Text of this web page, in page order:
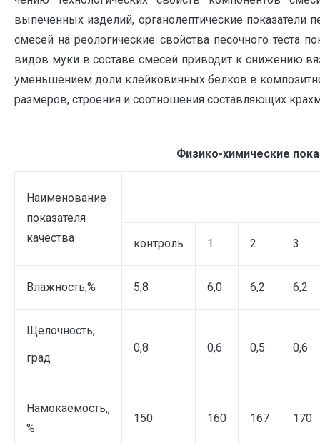
выпеченных изделий, органолептические показатели
смесей на реологические свойства песочного теста
видов муки в составе смесей приводит к снижению
уменьшением доли клейковинных белков в
размеров, строения и соотношения составляющих
Физико-химические
Наименование
показателя
качества
контроль 1 2 3
Влажность,% 5,8 6,0 6,2 6,2
Щелочность,
град
0,8 0,6 0,5 0,6
Намокаемость,,
%
150 160 167 170